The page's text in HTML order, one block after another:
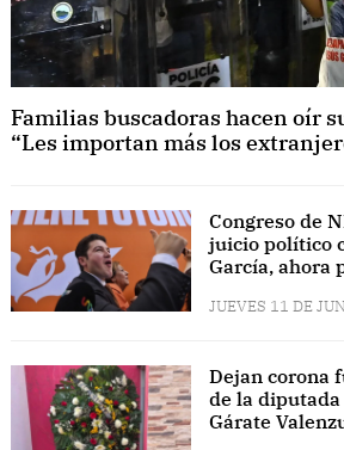
Familias buscadoras hacen oír
“Les importan más los
Congreso de
juicio político
García, ahora
JUEVES 11 DE
Dejan corona
de la diputada
Gárate